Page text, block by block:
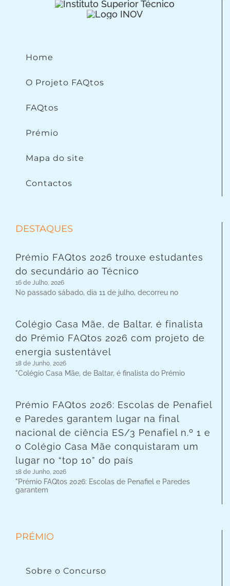
Home
O Projeto FAQtos
FAQtos
Prémio
Mapa do site
Contactos
DESTAQUES
Prémio FAQtos 2026 trouxe estudantes
do secundário ao Técnico
16 de Julho, 2026
No passado sábado, dia 11 de julho, decorreu no
Colégio Casa Mãe, de Baltar, é finalista
do Prémio FAQtos 2026 com projeto de
energia sustentável
18 de Junho, 2026
"Colégio Casa Mãe, de Baltar, é finalista do Prémio
Prémio FAQtos 2026: Escolas de Penafiel
e Paredes garantem lugar na final
nacional de ciência ES/3 Penafiel n.º 1 e
o Colégio Casa Mãe conquistaram um
lugar no “top 10” do país
18 de Junho, 2026
"Prémio FAQtos 2026: Escolas de Penafiel e Paredes
garantem
PRÉMIO
Sobre o Concurso